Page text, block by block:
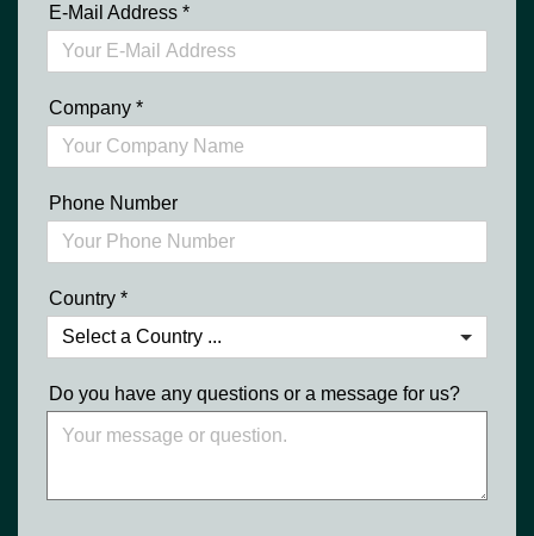
E-Mail Address *
Company *
Phone Number
Country *
Do you have any questions or a message for us?